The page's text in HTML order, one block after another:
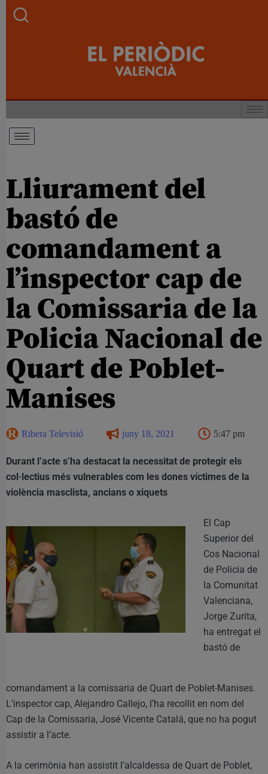
Lliurament del
bastó de
comandament a
l’inspector cap de
la Comissaria de la
Policia Nacional de
Quart de Poblet-
Manises
Ribera Televisió juny 18, 2021 5:47 pm
Durant l’acte s’ha destacat la necessitat de protegir els
col·lectius més vulnerables com les dones víctimes de la
violència masclista, ancians o xiquets
El Cap
Superior del
Cos Nacional
de Policia de
la Comunitat
Valenciana,
Jorge Zurita,
ha entregat el
bastó de
comandament a la comissaria de Quart de Poblet-Manises.
L’inspector cap, Alejandro Callejo, l’ha recollit en nom del
Cap de la Comissaria, José Vicente Catalá, que no ha pogut
assistir a l’acte.
A la cerimònia han assistit l’alcaldessa de Quart de Poblet,